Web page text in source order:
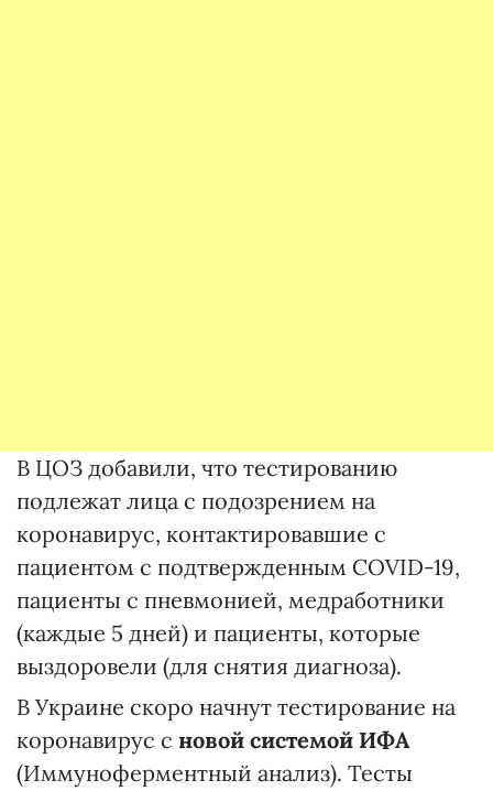
В ЦОЗ добавили, что тестированию
подлежат лица с подозрением на
коронавирус, контактировавшие с
пациентом с подтвержденным COVID-19,
пациенты с пневмонией, медработники
(каждые 5 дней) и пациенты, которые
выздоровели (для снятия диагноза).
В Украине скоро начнут тестирование на
коронавирус с новой системой ИФА
(Иммуноферментный анализ). Тесты